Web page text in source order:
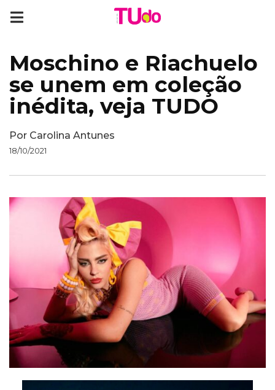
Moschino e Riachuelo
se unem em coleção
inédita, veja TUDO
Por Carolina Antunes
18/10/2021